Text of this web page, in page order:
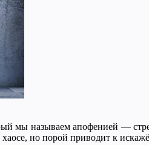
мы называем апофенией —
но порой приводит к